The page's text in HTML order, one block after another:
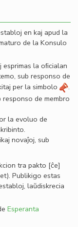
en kaj apud la
de la Konsulo
la oﬁcialan
sub responso de
per la simbolo
.
de membro
la evoluo de
novaĵoj, sub
tra pakto [ĉe]
. Publikigo estas
laŭdiskrecia
Esperanta